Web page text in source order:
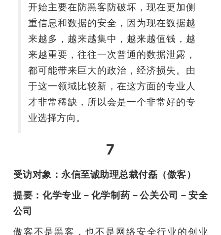
开始主要在防黑客防破坏，现在更加侧
重信息和数据的安全，因为现在数据越
来越多，越来越集中，越来越值钱，越
来越重要，往往一次普通的数据泄露，
都可能带来巨大的政治，经济损失。由
于这一领域比较新，在这方面的专业人
才非常稀缺，所以会是一个非常好的专
业选择方向。
7
受访对象：永信至诚助理总裁付磊（傲客）
提要：化学专业－化学制药－公关公司－安全
公司
傲客不是黑客，也不是网络安全行业的创业